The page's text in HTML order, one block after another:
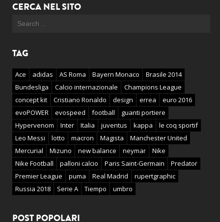
CERCA NEL SITO
TAG
Ace adidas AS Roma Bayern Monaco
Brasile 2014
Bundesliga
Calcio internazionale
Champions League
concept kit
Cristiano Ronaldo design errea
euro 2016
evoPOWER
evospeed football
guanti portiere
Hypervenom
Inter Italia juventus kappa
le coq sportif
Leo Messi
lotto macron Magista
Manchester United
Mercurial
Mizuno new balance neymar
Nike
Nike Football
palloni calcio Paris Saint-Germain
Predator
Premier League
puma Real Madrid
rupertgraphic
Russia 2018
Serie A Tiempo umbro
POST POPOLARI